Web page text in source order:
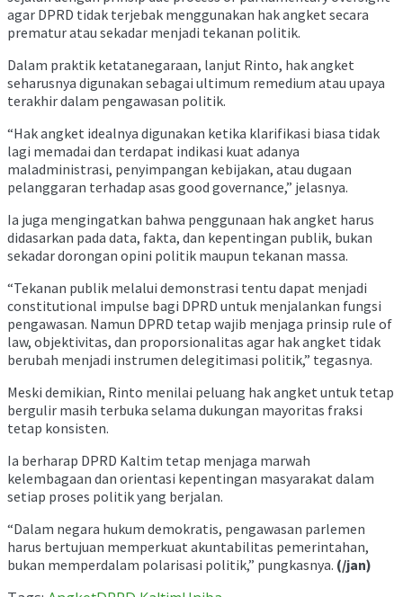
agar DPRD tidak terjebak menggunakan hak angket secara
prematur atau sekadar menjadi tekanan politik.
Dalam praktik ketatanegaraan, lanjut Rinto, hak angket
seharusnya digunakan sebagai ultimum remedium atau upaya
terakhir dalam pengawasan politik.
“Hak angket idealnya digunakan ketika klarifikasi biasa tidak
lagi memadai dan terdapat indikasi kuat adanya
maladministrasi, penyimpangan kebijakan, atau dugaan
pelanggaran terhadap asas good governance,” jelasnya.
Ia juga mengingatkan bahwa penggunaan hak angket harus
didasarkan pada data, fakta, dan kepentingan publik, bukan
sekadar dorongan opini politik maupun tekanan massa.
“Tekanan publik melalui demonstrasi tentu dapat menjadi
constitutional impulse bagi DPRD untuk menjalankan fungsi
pengawasan. Namun DPRD tetap wajib menjaga prinsip rule of
law, objektivitas, dan proporsionalitas agar hak angket tidak
berubah menjadi instrumen delegitimasi politik,” tegasnya.
Meski demikian, Rinto menilai peluang hak angket untuk tetap
bergulir masih terbuka selama dukungan mayoritas fraksi
tetap konsisten.
Ia berharap DPRD Kaltim tetap menjaga marwah
kelembagaan dan orientasi kepentingan masyarakat dalam
setiap proses politik yang berjalan.
“Dalam negara hukum demokratis, pengawasan parlemen
harus bertujuan memperkuat akuntabilitas pemerintahan,
bukan memperdalam polarisasi politik,” pungkasnya. (/jan)